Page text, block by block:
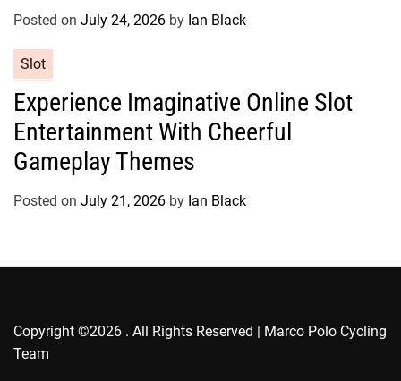
r
s
Posted on July 24, 2026 by Ian Black
a
e
g
o
r
Slot
Experience Imaginative Online Slot
Entertainment With Cheerful
Gameplay Themes
Posted on July 21, 2026 by Ian Black
Copyright ©2026 . All Rights Reserved | Marco Polo Cycling
Team